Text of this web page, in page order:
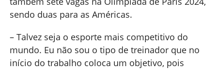
sendo duas para as Américas.
– Talvez seja o esporte mais competitivo do
mundo. Eu não sou o tipo de treinador que no
início do trabalho coloca um objetivo, pois